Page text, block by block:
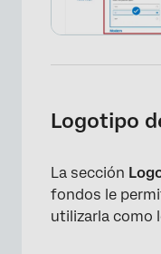
Logotipo
La sección
fondos le
utilizarla como